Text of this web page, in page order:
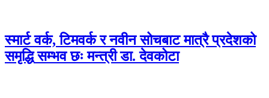
स्मार्ट वर्क, टिमवर्क र नवीन सोचबाट मात्रै प्रदेशको
समृद्धि सम्भव छः मन्त्री डा. देवकोटा